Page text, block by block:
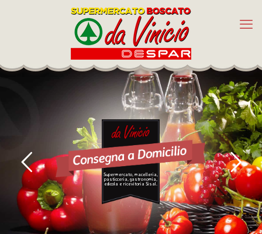
Supermercato, macelleria,
pasticceria, gastronomia,
edicola e ricevitoria Sisal.